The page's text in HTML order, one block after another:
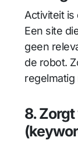
Activiteit
Een site
geen
de robot.
8.